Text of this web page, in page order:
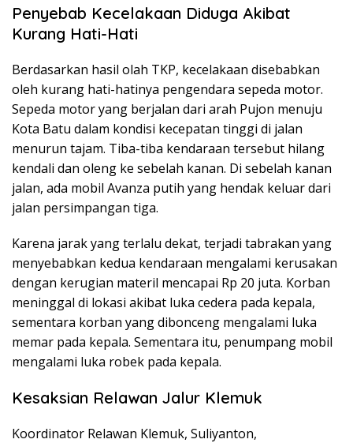
Penyebab Kecelakaan Diduga Akibat
Kurang Hati-Hati
Berdasarkan hasil olah TKP, kecelakaan disebabkan
oleh kurang hati-hatinya pengendara sepeda motor.
Sepeda motor yang berjalan dari arah Pujon menuju
Kota Batu dalam kondisi kecepatan tinggi di jalan
menurun tajam. Tiba-tiba kendaraan tersebut hilang
kendali dan oleng ke sebelah kanan. Di sebelah kanan
jalan, ada mobil Avanza putih yang hendak keluar dari
jalan persimpangan tiga.
Karena jarak yang terlalu dekat, terjadi tabrakan yang
menyebabkan kedua kendaraan mengalami kerusakan
dengan kerugian materil mencapai Rp 20 juta. Korban
meninggal di lokasi akibat luka cedera pada kepala,
sementara korban yang dibonceng mengalami luka
memar pada kepala. Sementara itu, penumpang mobil
mengalami luka robek pada kepala.
Kesaksian Relawan Jalur Klemuk
Koordinator Relawan Klemuk, Suliyanton,